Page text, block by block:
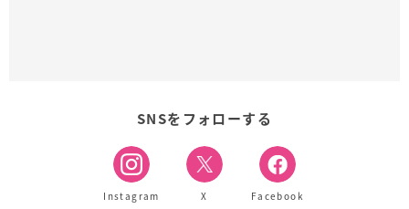
SNSをフォローする
Instagram X Facebook